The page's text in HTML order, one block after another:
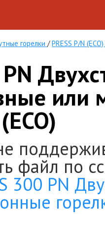
горелки /PRESS P/N (ECO)
PN
или
файл по
300 PN